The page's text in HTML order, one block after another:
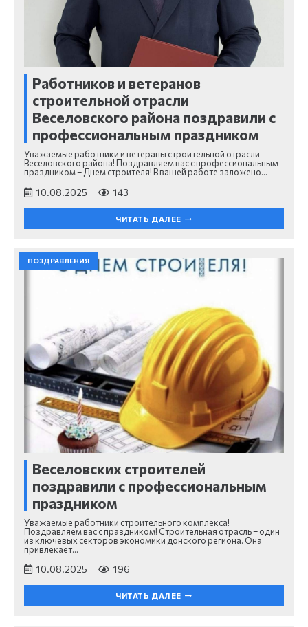
Работников и ветеранов
строительной отрасли
Веселовского района поздравили с
профессиональным праздником
Уважаемые работники и ветераны строительной отрасли
Веселовского района! Поздравляем вас с профессиональным
праздником – Днем строителя! В вашей работе заложено…
10.08.2025 143
ЧИТАТЬ ДАЛЕЕ
ПОЗДРАВЛЕНИЯ
Веселовских строителей
поздравили с профессиональным
праздником
Уважаемые работники строительного комплекса!
Поздравляем вас с праздником! Строительная отрасль – один
из ключевых секторов экономики донского региона. Она
привлекает…
10.08.2025 196
ЧИТАТЬ ДАЛЕЕ